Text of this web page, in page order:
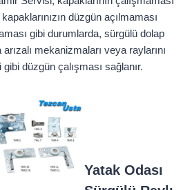
düzgün açılmaması
gibi durumlarda, sürgülü dolap
mekanizmaları veya raylarını
düzgün çalışması sağlanır.
Yatak Odası